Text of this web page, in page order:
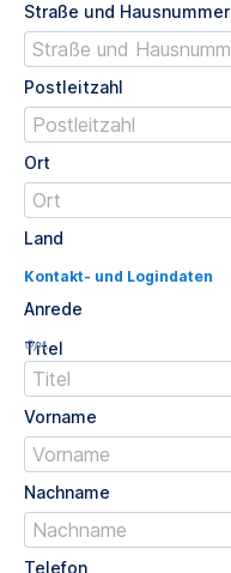
Straße und Hausnummer
Postleitzahl
Ort
Land
Kontakt- und Logindaten
Anrede
Titel
Opt.
Vorname
Nachname
Telefon